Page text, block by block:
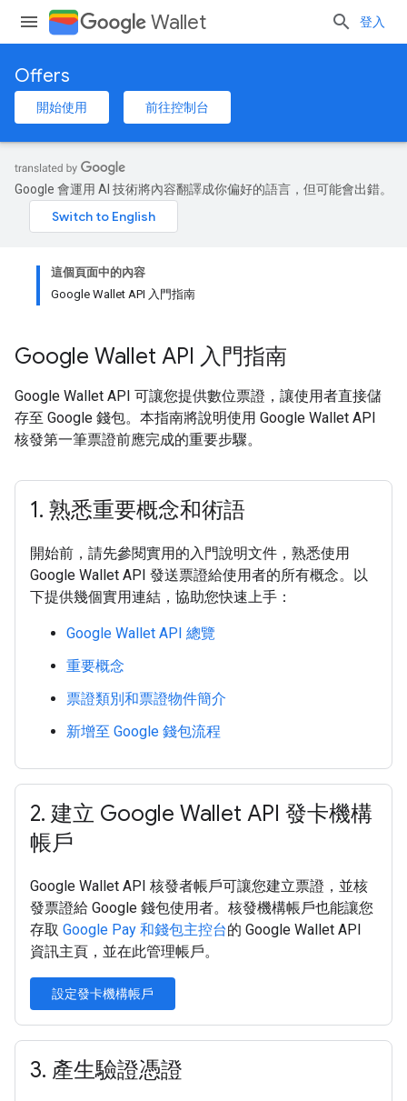
Wallet 登入
Offers
開始使用 前往控制台
Google 會運用 AI 技術將內容翻譯成你偏好的語言，但可能會出錯。
這個頁面中的內容
Google Wallet API 入門指南
Google Wallet API 入門指南
Google Wallet API 可讓您提供數位票證，讓使用者直接儲
存至 Google 錢包。本指南將說明使用 Google Wallet API
核發第一筆票證前應完成的重要步驟。
1. 熟悉重要概念和術語
開始前，請先參閱實用的入門說明文件，熟悉使用
Google Wallet API 發送票證給使用者的所有概念。以
下提供幾個實用連結，協助您快速上手：
Google Wallet API 總覽
重要概念
票證類別和票證物件簡介
新增至 Google 錢包流程
2. 建立 Google Wallet API 發卡機構
帳戶
Google Wallet API 核發者帳戶可讓您建立票證，並核
發票證給 Google 錢包使用者。核發機構帳戶也能讓您
存取 Google Pay 和錢包主控台的 Google Wallet API
資訊主頁，並在此管理帳戶。
設定發卡機構帳戶
3. 產生驗證憑證